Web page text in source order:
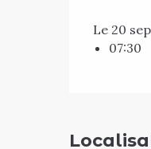
Le 20
07:30